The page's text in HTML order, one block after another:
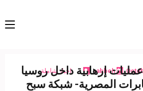
sabbeh اخبار شاملة
إرهابية داخل روسيا
المصرية- شبكة سبح